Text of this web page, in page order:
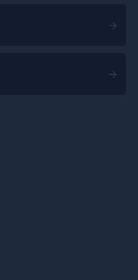
→
→